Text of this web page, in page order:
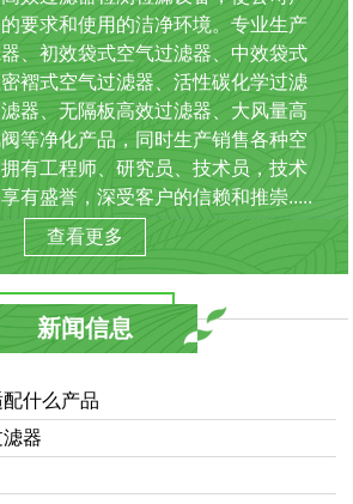
要求和使用的洁净环境。专业生产
、初效袋式空气过滤器、中效袋式
褶式空气过滤器、活性碳化学过滤
器、无隔板高效过滤器、大风量高
等净化产品，同时生产销售各种空
有工程师、研究员、技术员，技术
有盛誉，深受客户的信赖和推崇.....
查看更多
新闻信息
什么产品
器